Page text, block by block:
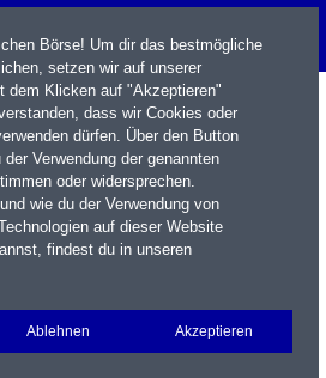
Portfolio Login
Börse! Um dir das bestmögliche
setzen wir auf unserer
dem Klicken auf "Akzeptieren"
dass wir Cookies oder
dürfen. Über den Button
Verwendung der genannten
oder widersprechen.
wie du der Verwendung von
auf dieser Website
findest du in unseren
Ablehnen Akzeptieren